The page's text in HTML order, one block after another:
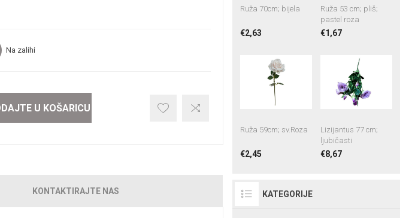
Na zalihi
U KOŠARICU
KONTAKTIRAJTE NAS
Ruža 70cm; bijela
€2,63
Ruža 53 cm; pliš;
pastel roza
€1,67
Ruža 59cm; sv.Roza
€2,45
Lizijantus 77 cm;
ljubičasti
€8,67
KATEGORIJE